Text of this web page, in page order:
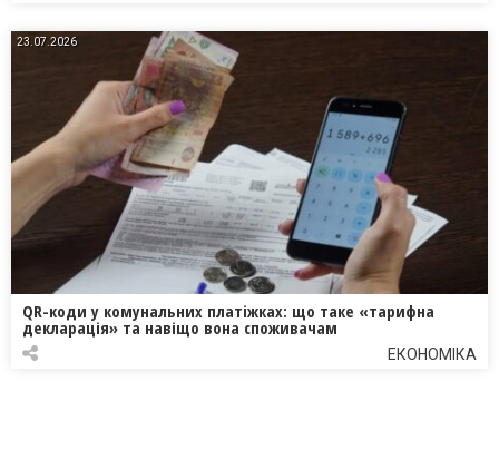
23.07.2026
QR-коди у комунальних платіжках: що таке «тарифна
декларація» та навіщо вона споживачам
ЕКОНОМІКА